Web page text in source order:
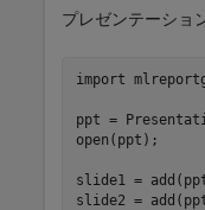
プレゼンテーショ
import
ppt =
open(ppt);
slide1 =
slide2 =